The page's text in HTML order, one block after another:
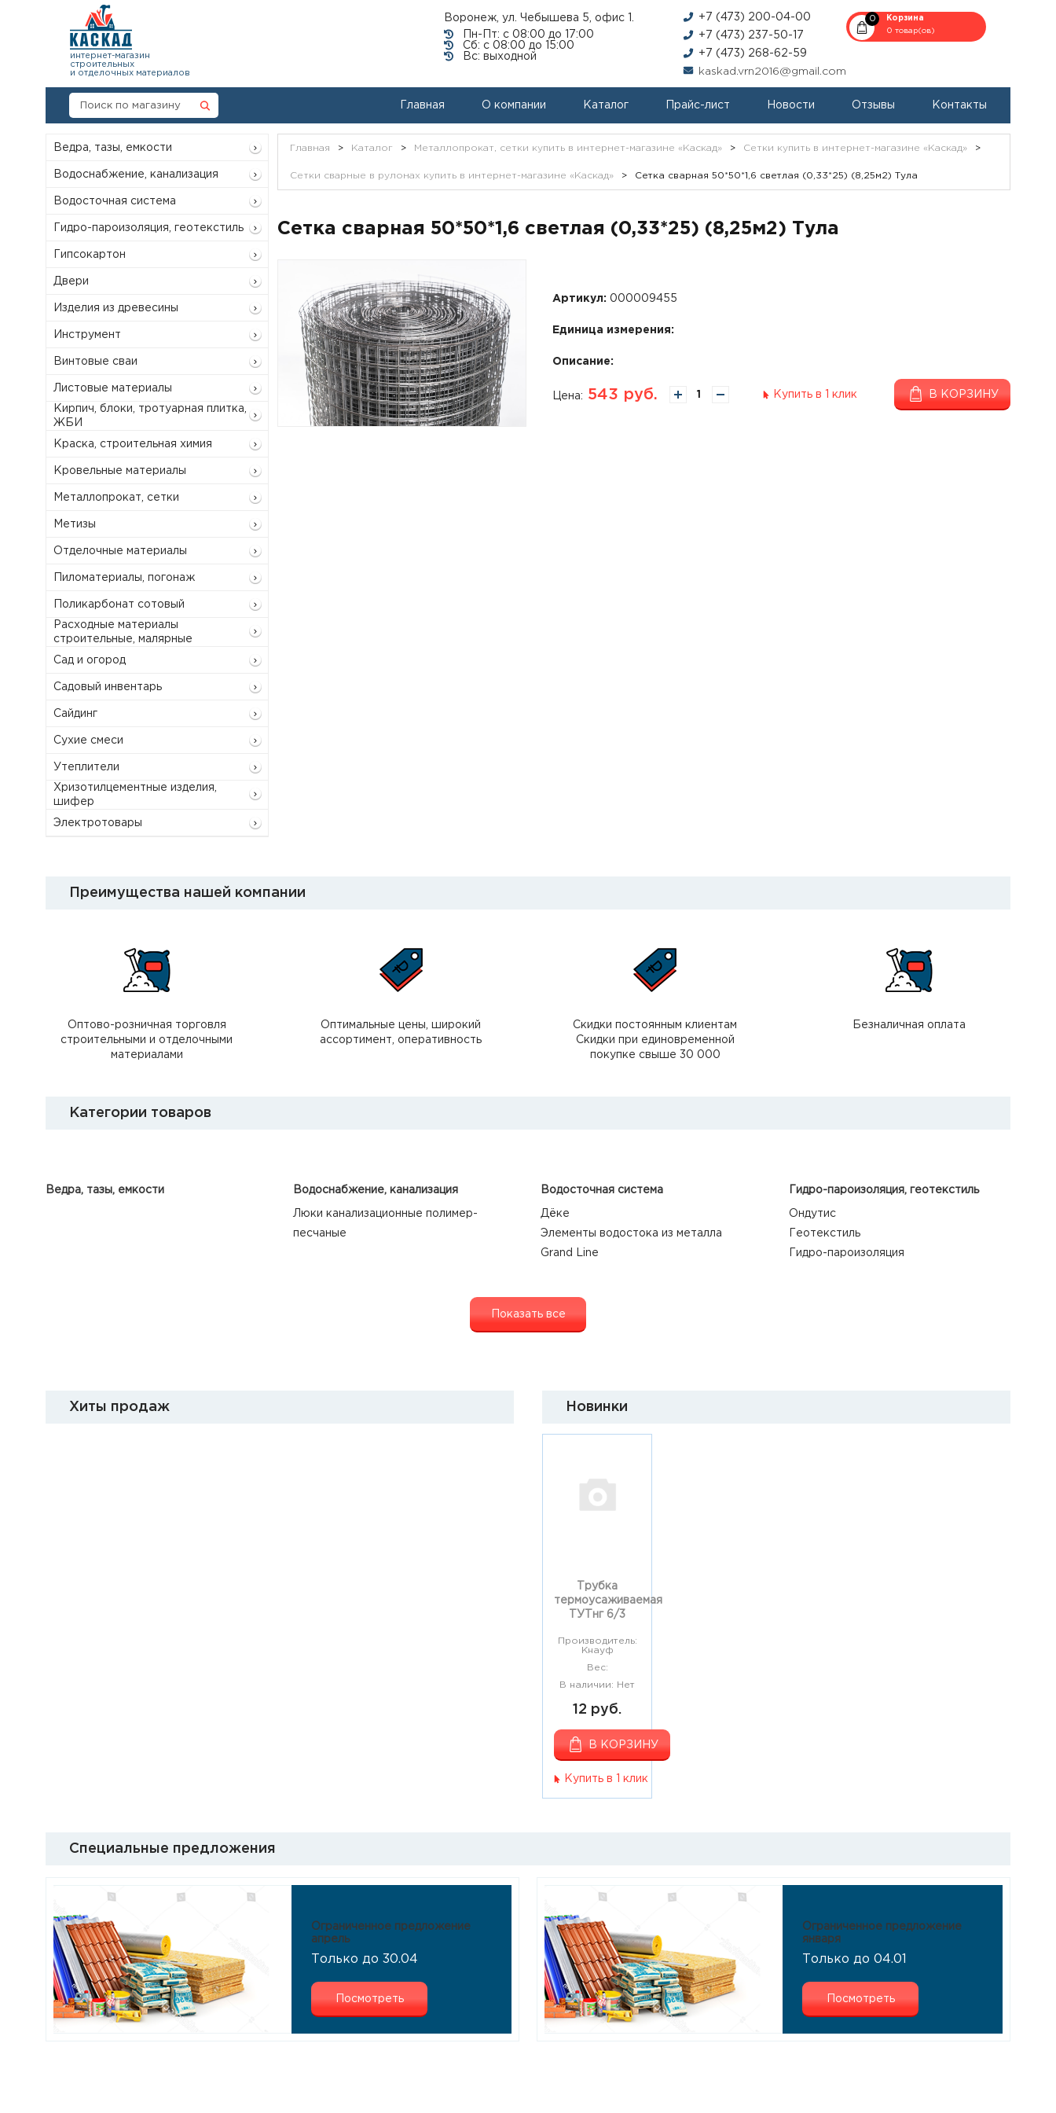
интернет-магазин
строительных
и отделочных материалов
Воронеж, ул. Чебышева 5, офис 1.
Пн-Пт: с 08:00 до 17:00
Сб: с 08:00 до 15:00
Вс: выходной
+7 (473) 200-04-00
+7 (473) 237-50-17
+7 (473) 268-62-59
kaskad.vrn2016@gmail.com
0
Корзина
0 товар(ов)
Главная О компании Каталог Прайс-лист Новости Отзывы Контакты
Ведра, тазы, емкости
Водоснабжение, канализация
Водосточная система
Гидро-пароизоляция, геотекстиль
Гипсокартон
Двери
Изделия из древесины
Инструмент
Винтовые сваи
Листовые материалы
Кирпич, блоки, тротуарная плитка,
ЖБИ
Краска, строительная химия
Кровельные материалы
Металлопрокат, сетки
Метизы
Отделочные материалы
Пиломатериалы, погонаж
Поликарбонат сотовый
Расходные материалы
строительные, малярные
Сад и огород
Садовый инвентарь
Сайдинг
Сухие смеси
Утеплители
Хризотилцементные изделия,
шифер
Электротовары
Главная > Каталог > Металлопрокат, сетки купить в интернет-магазине «Каскад» > Сетки купить в интернет-магазине «Каскад» >
Сетки сварные в рулонах купить в интернет-магазине «Каскад» > Сетка сварная 50*50*1,6 светлая (0,33*25) (8,25м2) Тула
Сетка сварная 50*50*1,6 светлая (0,33*25) (8,25м2) Тула
Артикул: 000009455
Единица измерения:
Описание:
Цена: 543 руб. Купить в 1 клик В КОРЗИНУ
Преимущества нашей компании
Оптово-розничная торговля
строительными и отделочными
материалами
Оптимальные цены, широкий
ассортимент, оперативность
Скидки постоянным клиентам
Скидки при единовременной
покупке свыше 30 000
Безналичная оплата
Категории товаров
Ведра, тазы, емкости Водоснабжение, канализация
Люки канализационные полимер-
песчаные
Водосточная система
Дёке
Элементы водостока из металла
Grand Line
Гидро-пароизоляция, геотекстиль
Ондутис
Геотекстиль
Гидро-пароизоляция
Показать все
Хиты продаж Новинки
Трубка
термоусаживаемая
ТУТнг 6/3
Производитель:
Кнауф
Вес:
В наличии: Нет
12 руб.
В КОРЗИНУ
Купить в 1 клик
Специальные предложения
Ограниченное предложение
апрель
Только до 30.04
Посмотреть
Ограниченное предложение
января
Только до 04.01
Посмотреть